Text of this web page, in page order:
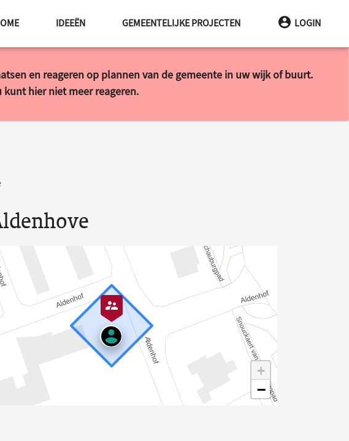
IDEEËN GEMEENTELIJKE PROJECTEN LOGIN
en reageren op plannen van de gemeente in uw wijk of buurt.
hier niet meer reageren.
+
−